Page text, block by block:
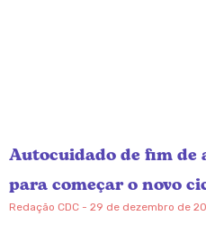
Autocuidado de fim de
para começar o novo
Redação CDC 29 de dezembro de